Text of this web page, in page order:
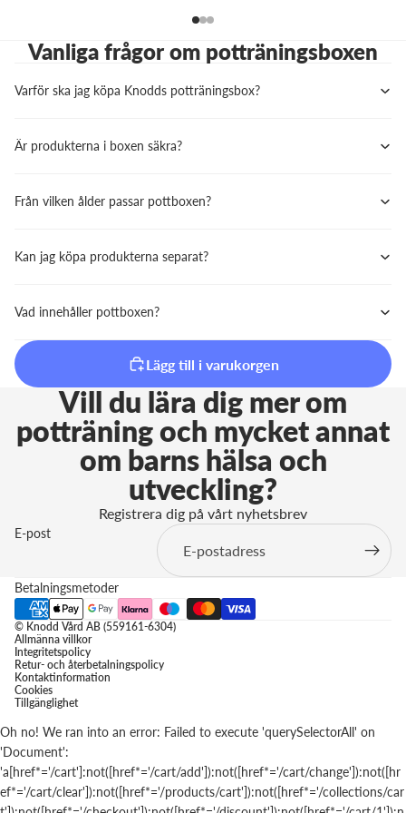
Vanliga frågor om potträningsboxen
Varför ska jag köpa Knodds potträningsbox?
Är produkterna i boxen säkra?
Från vilken ålder passar pottboxen?
Kan jag köpa produkterna separat?
Vad innehåller pottboxen?
Lägg till i varukorgen
Vill du lära dig mer om
potträning och mycket annat
om barns hälsa och
utveckling?
Registrera dig på vårt nyhetsbrev
E-post
Betalningsmetoder
© Knodd Vård AB (559161-6304)
Allmänna villkor
Integritetspolicy
Retur- och återbetalningspolicy
Kontaktinformation
Cookies
Tillgänglighet
Oh no! We ran into an error: Failed to execute 'querySelectorAll' on
'Document':
'a[href*='/cart']:not([href*='/cart/add']):not([href*='/cart/change']):not([hr
ef*='/cart/clear']):not([href*='/products/cart']):not([href*='/collections/car